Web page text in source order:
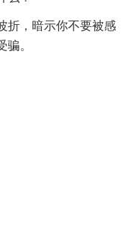
，暗示你不要被感
。